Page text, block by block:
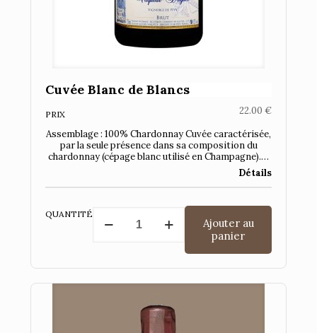
Cuvée Blanc de Blancs
PRIX 22.00 €
Assemblage : 100% Chardonnay Cuvée caractérisée,
par la seule présence dans sa composition du
chardonnay (cépage blanc utilisé en Champagne).…
Détails
QUANTITÉ
de
Blancs
Ajouter au
panier